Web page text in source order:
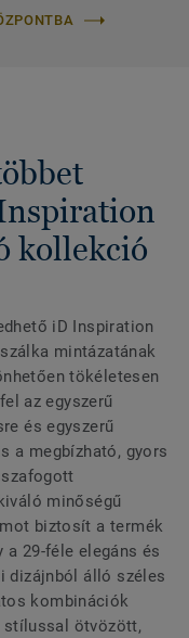
kollekció
iD Inspiration
mintázatának
tökéletesen
az egyszerű
és egyszerű
a megbízható, gyors
minőségű
biztosít a termék
a 29-féle elegáns és
dizájnból álló széles
kombinációk
ötvözött,